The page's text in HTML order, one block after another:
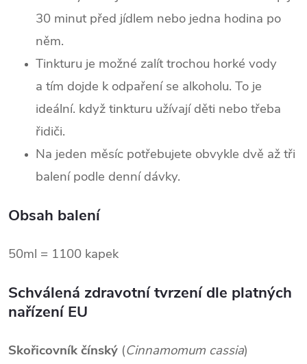
30 minut před jídlem nebo jedna hodina po
něm.
Tinkturu je možné zalít trochou horké vody
a tím dojde k odpaření se alkoholu. To je
ideální. když tinkturu užívají děti nebo třeba
řidiči.
Na jeden měsíc potřebujete obvykle dvě až tři
balení podle denní dávky.
Obsah balení
50ml = 1100 kapek
Schválená zdravotní tvrzení dle platných
nařízení EU
Skořicovník čínský (Cinnamomum cassia)